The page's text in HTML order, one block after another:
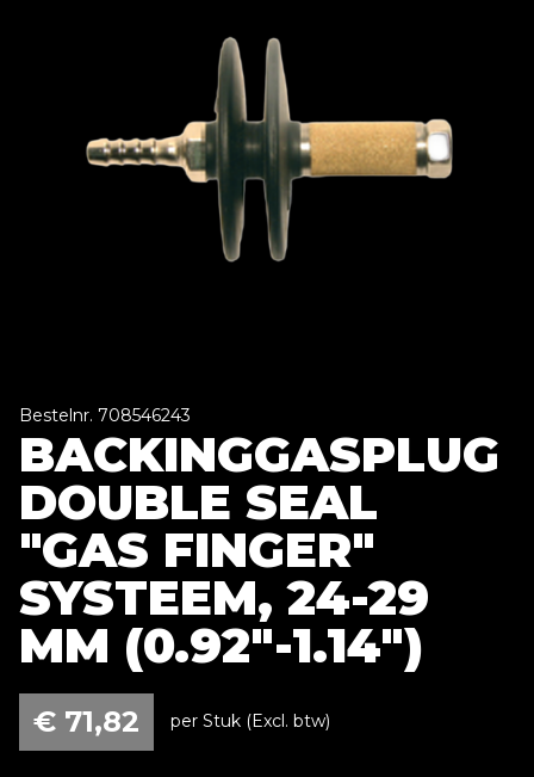
Bestelnr. 708546243
BACKINGGASPLUG
DOUBLE SEAL
"GAS FINGER"
SYSTEEM, 24-29
MM (0.92"-1.14")
€ 71,82 per Stuk (Excl. btw)